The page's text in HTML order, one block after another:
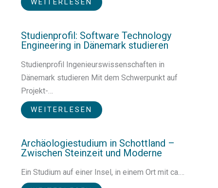
WEITERLESEN
Studienprofil: Software Technology
Engineering in Dänemark studieren
Studienprofil Ingenieurswissenschaften in
Dänemark studieren Mit dem Schwerpunkt auf
Projekt-…
WEITERLESEN
Archäologiestudium in Schottland –
Zwischen Steinzeit und Moderne
Ein Studium auf einer Insel, in einem Ort mit ca.…